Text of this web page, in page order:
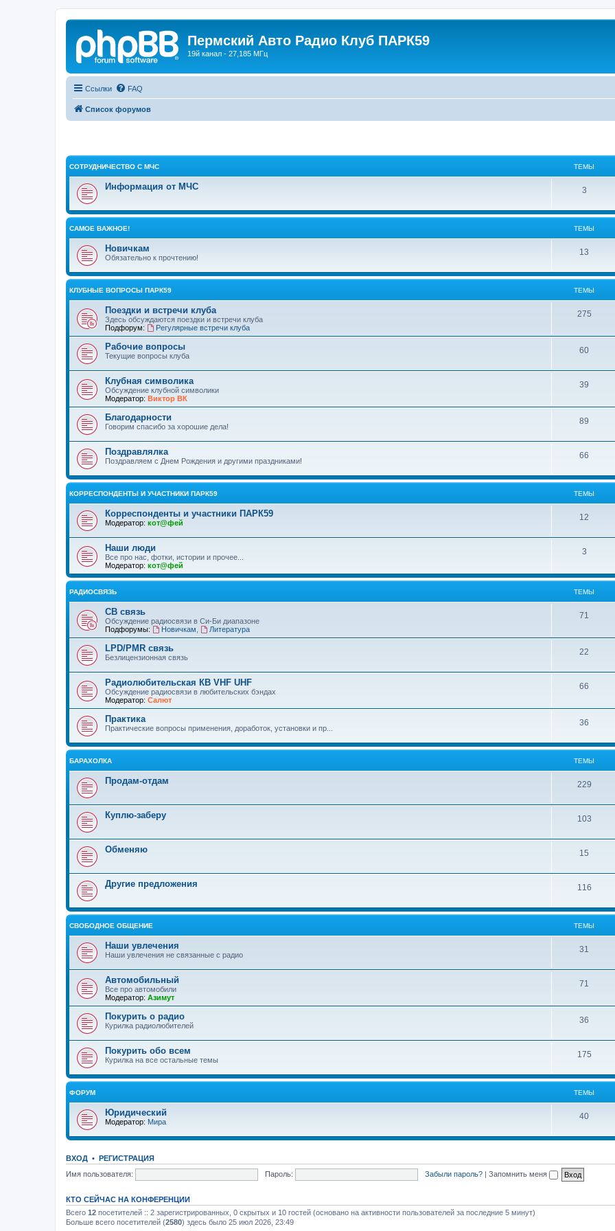
Пермский Авто Радио Клуб ПАРК59
19й канал - 27,185 МГц
Ссылки FAQ
Список форумов
СОТРУДНИЧЕСТВО С МЧС ТЕМЫ
Информация от МЧС 3
САМОЕ ВАЖНОЕ! ТЕМЫ
Новичкам
Обязательно к прочтению!
13
КЛУБНЫЕ ВОПРОСЫ ПАРК59 ТЕМЫ
Поездки и встречи клуба
Здесь обсуждаются поездки и встречи клуба
Подфорум:
Регулярные встречи клуба
275
Рабочие вопросы
Текущие вопросы клуба
60
Клубная символика
Обсуждение клубной символики
Модератор: Виктор ВК
39
Благодарности
Говорим спасибо за хорошие дела!
89
Поздравлялка
Поздравляем с Днем Рождения и другими праздниками!
66
КОРРЕСПОНДЕНТЫ И УЧАСТНИКИ ПАРК59 ТЕМЫ
Корреспонденты и участники ПАРК59
Модератор: кот@фей
12
Наши люди
Все про нас, фотки, истории и прочее...
Модератор: кот@фей
3
РАДИОСВЯЗЬ ТЕМЫ
СВ связь
Обсуждение радиосвязи в Си-Би диапазоне
Подфорумы:
Новичкам Литература
71
LPD/PMR связь
Безлицензионная связь
22
Радиолюбительская КВ VHF UHF
Обсуждение радиосвязи в любительских бэндах
Модератор: Салют
66
Практика
Практические вопросы применения, доработок, установки и пр...
36
БАРАХОЛКА ТЕМЫ
Продам-отдам 229
Куплю-заберу 103
Обменяю 15
Другие предложения 116
СВОБОДНОЕ ОБЩЕНИЕ ТЕМЫ
Наши увлечения
Наши увлечения не связанные с радио
31
Автомобильный
Все про автомобили
Модератор: Азимут
71
Покурить о радио
Курилка радиолюбителей
36
Покурить обо всем
Курилка на все остальные темы
175
ФОРУМ ТЕМЫ
Юридический
Модератор: Мира
40
ВХОД • РЕГИСТРАЦИЯ
Имя пользователя:
Пароль: Забыли пароль? | Запомнить меня
КТО СЕЙЧАС НА КОНФЕРЕНЦИИ
Всего 12 посетителей :: 2 зарегистрированных, 0 скрытых и 10 гостей (основано на активности пользователей за последние 5 минут)
Больше всего посетителей (2580) здесь было 25 июл 2026, 23:49